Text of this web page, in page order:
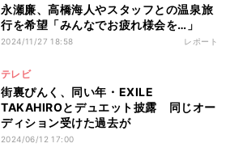
永瀬廉、高橋海人やスタッフとの温泉旅
行を希望「みんなでお疲れ様会を…」
2024/11/27 18:58 レポート
テレビ
街裏ぴんく、同い年・EXILE
TAKAHIROとデュエット披露 同じオー
ディション受けた過去が
2024/06/12 17:00